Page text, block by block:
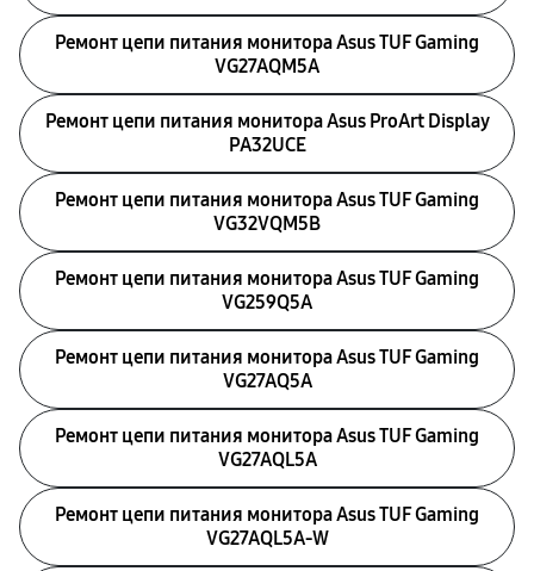
Ремонт цепи питания монитора Asus TUF Gaming
VG27AQM5A
Ремонт цепи питания монитора Asus ProArt Display
PA32UCE
Ремонт цепи питания монитора Asus TUF Gaming
VG32VQM5B
Ремонт цепи питания монитора Asus TUF Gaming
VG259Q5A
Ремонт цепи питания монитора Asus TUF Gaming
VG27AQ5A
Ремонт цепи питания монитора Asus TUF Gaming
VG27AQL5A
Ремонт цепи питания монитора Asus TUF Gaming
VG27AQL5A-W